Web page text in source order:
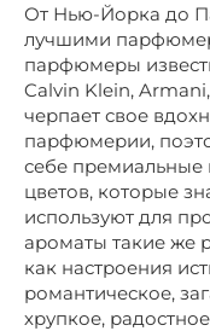
От Нью-Йорка до
лучшими
парфюмеры
Calvin Klein,
черпает свое
парфюмерии,
себе премиальные
цветов, которые
используют для
ароматы такие же
как настроения
романтическое,
хрупкое,